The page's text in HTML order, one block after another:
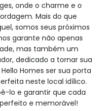
onde o charme e o
Mais do que
somos seus próximos
garante não apenas
mas também um
dedicado a tornar sua
Homes ser sua porta
neste local idílico.
lo e garantir que cada
e memorável!